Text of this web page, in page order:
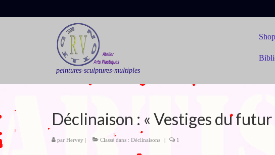
peintures-sculptures-multiples
Shop
Déclinaison : « Vestiges du futur
par Hervey | Classé dans : Déclinaisons | 1